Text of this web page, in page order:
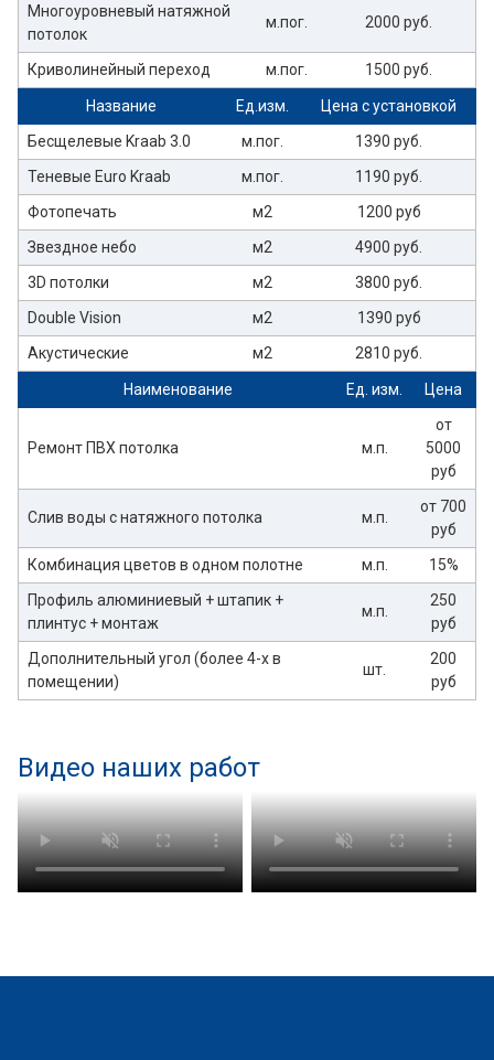
Многоуровневый натяжной
потолок
м.пог. 2000 руб.
Криволинейный переход м.пог. 1500 руб.
Название Ед.изм.
Цена с установкой
Бесщелевые Kraab 3.0
м.пог.
1390 руб.
Теневые Euro Kraab
м.пог.
1190 руб.
Фотопечать
м2
1200 руб
Звездное небо
м2
4900 руб.
3D потолки
м2
3800 руб.
Double Vision
м2
1390 руб
Акустические
м2 2810 руб.
Наименование Ед. изм. Цена
Ремонт ПВХ потолка м.п.
от
5000
руб
Слив воды с натяжного потолка м.п.
от 700
руб
Комбинация цветов в одном полотне
м.п.
15%
Профиль алюминиевый + штапик +
плинтус + монтаж
м.п.
250
руб
Дополнительный угол (более 4-х в
помещении)
шт.
200
руб
Видео наших работ